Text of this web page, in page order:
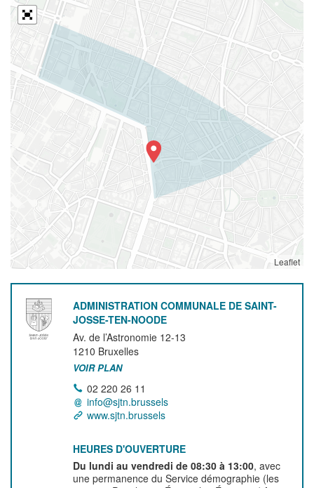
Leaflet
ADMINISTRATION COMMUNALE DE SAINT-
JOSSE-TEN-NOODE
Av. de l’Astronomie 12-13
1210 Bruxelles
VOIR PLAN
02 220 26 11
info@sjtn.brussels
www.sjtn.brussels
HEURES D'OUVERTURE
Du lundi au vendredi de 08:30 à 13:00, avec
une permanence du Service démographie (les